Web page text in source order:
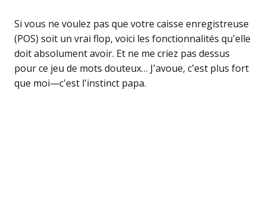
Si vous ne voulez pas que votre caisse enregistreuse
(POS) soit un vrai flop, voici les fonctionnalités qu’elle
doit absolument avoir. Et ne me criez pas dessus
pour ce jeu de mots douteux… J’avoue, c’est plus fort
que moi—c’est l’instinct papa.